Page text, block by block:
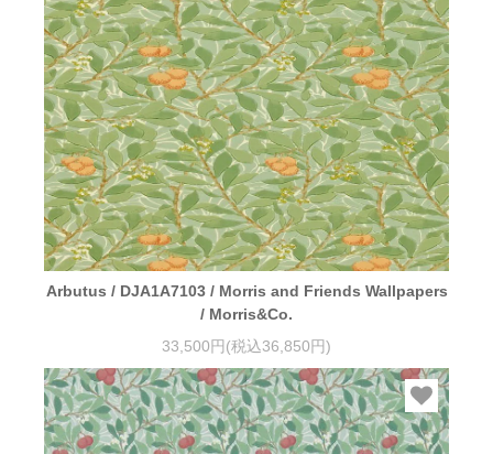
Arbutus / DJA1A7103 / Morris and Friends Wallpapers
/ Morris&Co.
33,500円(税込36,850円)